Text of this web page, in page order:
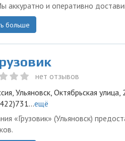
аккуратно и оперативно
больше
нет отзывов
Ульяновск, Октябрьская улица,
ещё
«Грузовик» (Ульяновск)